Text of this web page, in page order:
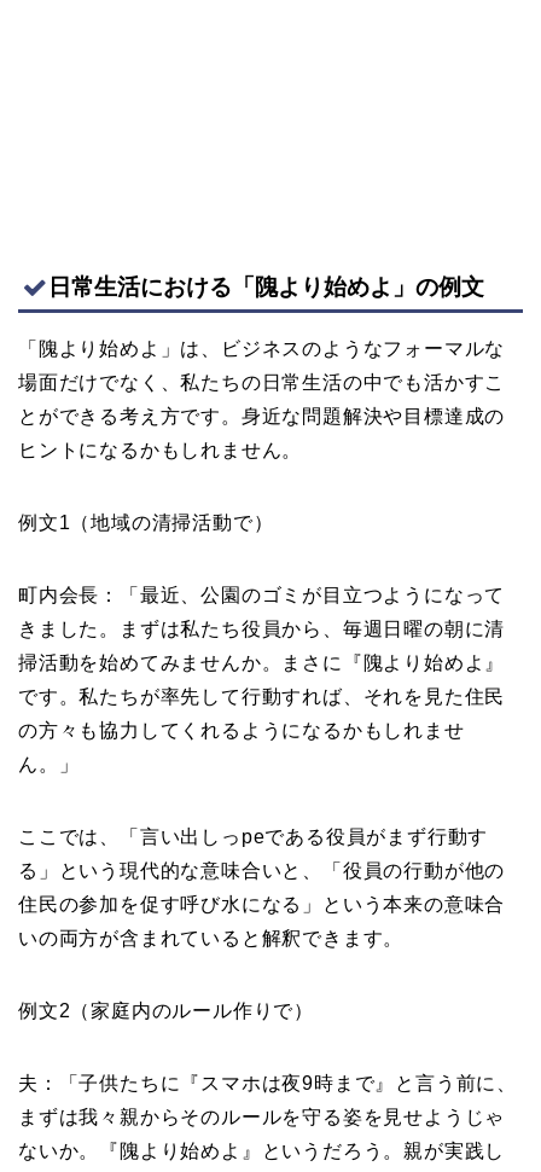
日常生活における「隗より始めよ」の例文
「隗より始めよ」は、ビジネスのようなフォーマルな
場面だけでなく、私たちの日常生活の中でも活かすこ
とができる考え方です。身近な問題解決や目標達成の
ヒントになるかもしれません。
例文1（地域の清掃活動で）
町内会長：「最近、公園のゴミが目立つようになって
きました。まずは私たち役員から、毎週日曜の朝に清
掃活動を始めてみませんか。まさに『隗より始めよ』
です。私たちが率先して行動すれば、それを見た住民
の方々も協力してくれるようになるかもしれませ
ん。」
ここでは、「言い出しっpeである役員がまず行動す
る」という現代的な意味合いと、「役員の行動が他の
住民の参加を促す呼び水になる」という本来の意味合
いの両方が含まれていると解釈できます。
例文2（家庭内のルール作りで）
夫：「子供たちに『スマホは夜9時まで』と言う前に、
まずは我々親からそのルールを守る姿を見せようじゃ
ないか。『隗より始めよ』というだろう。親が実践し